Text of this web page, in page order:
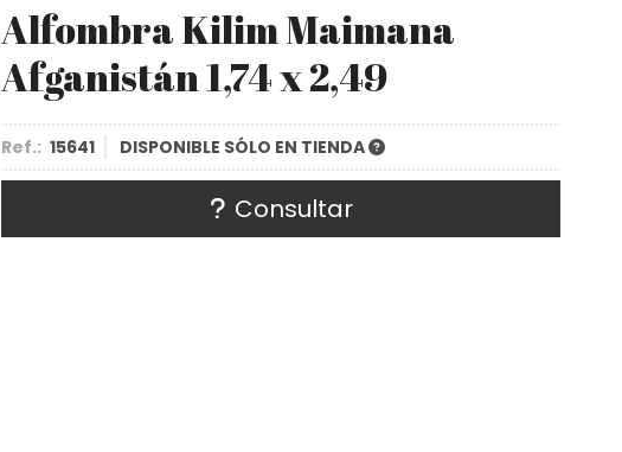
Alfombra Kilim Maimana
Afganistán 1,74 x 2,49
Ref.: 15641 DISPONIBLE SÓLO EN TIENDA
Consultar